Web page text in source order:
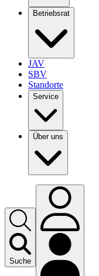
Betriebsrat
JAV
SBV
Standorte
Service
Über uns
Suche